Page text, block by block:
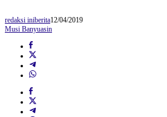
redaksi iniberita12/04/2019
Musi Banyuasin